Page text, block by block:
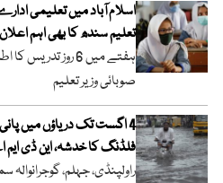
اسلام آباد میں تعلیمی
تعلیم سندھ کا بھی اہم اعلان
ہفتے میں 6 روز
صوبائی وزیر تعلیم
4 اگست تک دریاؤں میں
فلڈنگ کا خدشہ، این ڈی ایم
راولپنڈی، جہلم،